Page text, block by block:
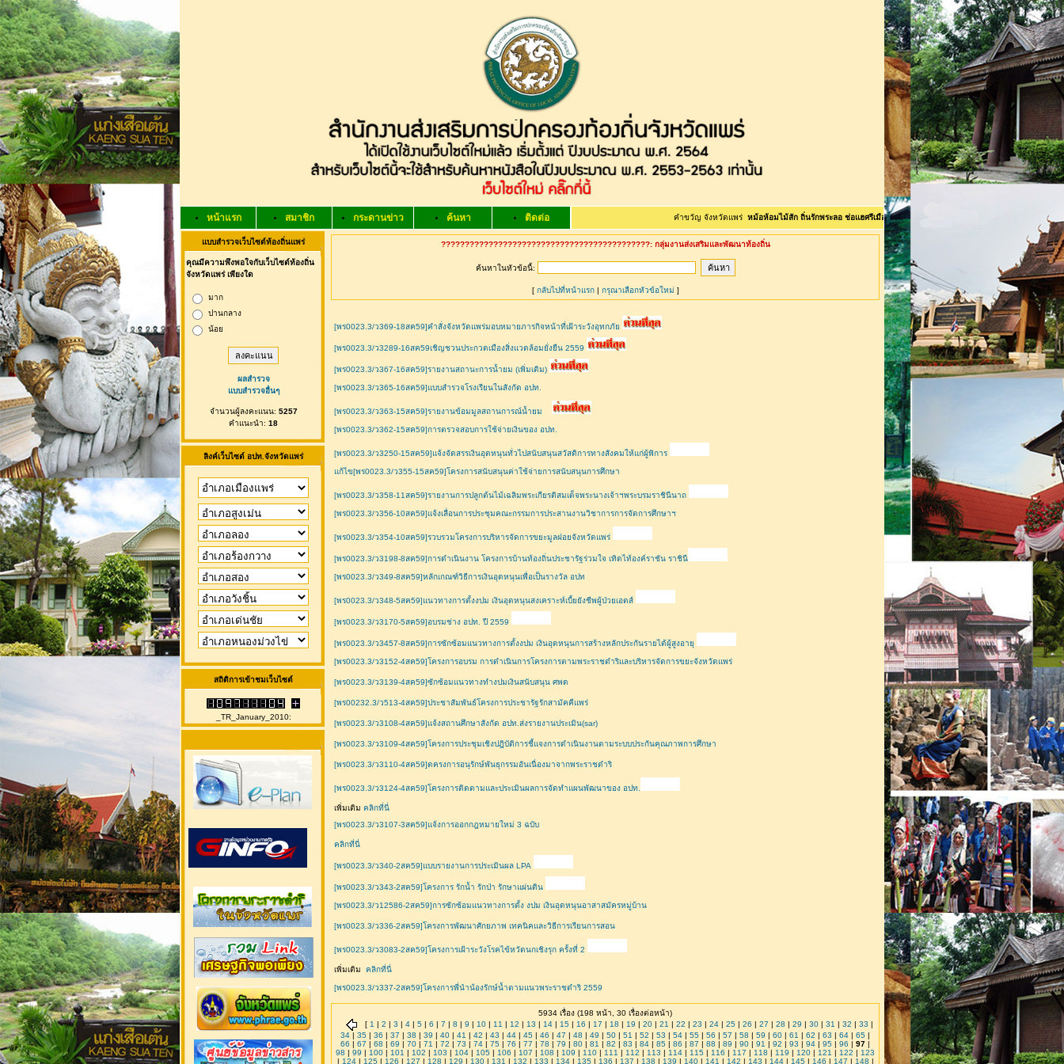
หน้าแรก สมาชิก กระดานข่าว ค้นหา ติดต่อ คำขวัญ จังหวัดแพร่หม้อห้อมไม้สัก ถิ่นรักพระลอ ช่อแฮศรีเมือง ลือเลือนแพะเมืองผี คนแพร่นี้ใจงาม <>ยินดีต้อนรับเข้าสู่เว็
แบบสำรวจเว็บไซต์ท้องถิ่นแพร่
คุณมีความพึงพอใจกับเว็บไซต์ท้องถิ่น
จังหวัดแพร่ เพียงใด
มาก
ปานกลาง
น้อย
ผลสำรวจ
แบบสำรวจอื่นๆ
จำนวนผู้ลงคะแนน: 5257
คำแนะนำ: 18
ลิงค์เว็บไซต์ อปท.จังหวัดแพร่
สถิติการเข้าชมเว็บไซต์
_TR_January_2010:
????????????????????????????????????????????: กลุ่มงานส่งเสริมและพัฒนาท้องถิ่น
ค้นหาในหัวข้อนี้:
[ กลับไปที่หน้าแรก| กรุณาเลือกหัวข้อใหม่]
[พร0023.3/ว369-18สค59]คำสั่งจังหวัดแพร่มอบหมายภารกิจหน้าที่เฝ้าระวังอุทกภัย
[พร0023.3/ว3289-16สค59เชิญชวนประกวดเมืองสิ่งแวดล้อมยั่งยืน 2559
[พร0023.3/ว367-16สค59]รายงานสถานะการน้ำยม (เพิ่มเติม)
[พร0023.3/ว365-16สค59]แบบสำรวจโรงเรียนในสังกัด อปท.
[พร0023.3/ว363-15สค59]รายงานข้อมมูลสถานการณ์น้ำยม
[พร0023.3/ว362-15สค59]การตรวจสอบการใช้จ่ายเงินของ อปท.
[พร0023.3/ว3250-15สค59]แจ้งจัดสรรเงินอุดหนุนทั่วไปสนับสนุนสวัสดิการทางสังคมให้แก่ผู้พิการ
แก้ไข[พร0023.3/ว355-15สค59]โครงการสนับสนุนค่าใช้จ่ายการสนับสนุนการศึกษา
[พร0023.3/ว358-11สค59]รายงานการปลูกต้นไม้เฉลิมพระเกียรติสมเด็จพระนางเจ้าฯพระบรมราชินีนาถ
[พร0023.3/ว356-10สค59]แจ้งเลื่อนการประชุมคณะกรรมการประสานงานวิชาการการจัดการศึกษาฯ
[พร0023.3/ว354-10สค59]รวบรวมโครงการบริหารจัดการขยะมูลฝอยจังหวัดแพร่
[พร0023.3/ว3198-8สค59]การดำเนินงาน โครงการบ้านท้องถิ่นประชารัฐร่วมใจ เทิดไท้องค์ราชัน ราชินี
[พร0023.3/ว349-8สค59]หลักเกณฑ์วิธีการเงินอุดหนุนเพื่อเป็นรางวัล อปท
[พร0023.3/ว348-5สค59]แนวทางการตั้งงปม เงินอุดหนุนสงเคราะห์เบี้ยยังชีพผู้ป่วยเอดส์
[พร0023.3/ว3170-5สค59]อบรมช่าง อปท. ปี 2559
[พร0023.3/ว3457-8สค59]การซักซ้อมแนวทางการตั้งงปม เงินอุดหนุนการสร้างหลักประกันรายได้ผู้สูงอายุ
[พร0023.3/ว3152-4สค59]โครงการอบรม การดำเนินการโครงการตามพระราชดำริและบริหารจัดการขยะจังหวัดแพร่
[พร0023.3/ว3139-4สค59]ซักซ้อมแนวทางทำงปมเงินสนับสนุน ศพด
[พร00232.3/ว513-4สค59]ประชาสัมพันธ์โครงการประชารัฐรักสามัคคีแพร่
[พร0023.3/ว3108-4สค59]แจ้งสถานศึกษาสังกัด อปท.ส่งรายงานประเมิน(sar)
[พร0023.3/ว3109-4สค59]โครงการประชุมเชิงปฎิบัติการชี้แจงการดำเนินงานตามระบบประกันคุณภาพการศึกษา
[พร0023.3/ว3110-4สค59]ดครงการอนุรักษ์พันธุกรรมอันเนื่องมาจากพระราชดำริ
[พร0023.3/ว3124-4สค59]โครงการติดตามและประเมินผลการจัดทำแผนพัฒนาของ อปท.
เพิ่มเติม คลิกที่นี่
[พร0023.3/ว3107-3สค59]แจ้งการออกกฎหมายใหม่ 3 ฉบับ
คลิกที่นี่
[พร0023.3/ว340-2สค59]แบบรายงานการประเมินผล LPA
[พร0023.3/ว343-2สค59]โครงการ รักน้ำ รักป่า รักษาแผ่นดิน
[พร0023.3/ว12586-2สค59]การซักซ้อมแนวทางการตั้ง งปม เงินอุดหนุนอาสาสมัครหมู่บ้าน
[พร0023.3/ว336-2สค59]โครงการพัฒนาศักยภาพ เทคนิคและวิธีการเรียนการสอน
[พร0023.3/ว3083-2สค59]โครงการเฝ้าระวังโรคไข้หวัดนกเชิงรุก ครั้งที่ 2
เพิ่มเติม คลิกที่นี่
[พร0023.3/ว337-2สค59]โครงการพี่นำน้องรักษ์น้ำตามแนวพระราชดำริ 2559
5934 เรื่อง (198 หน้า, 30 เรื่องต่อหน้า)
[ 1 | 2 | 3 | 4| 5| 6 | 7 | 8 | 9 | 10| 11 | 12 | 13 | 14| 15| 16 | 17 | 18 | 19 | 20| 21 | 22 | 23 | 24| 25| 26 | 27 | 28 | 29 | 30| 31 | 32 | 33 |
34 | 35 | 36 | 37 | 38 | 39 | 40 | 41 | 42 | 43 | 44 | 45 | 46 | 47 | 48 | 49 | 50 | 51 | 52 | 53 | 54 | 55 | 56 | 57 | 58 | 59 | 60 | 61 | 62 | 63 | 64 | 65 |
66 | 67 | 68 | 69 | 70 | 71 | 72 | 73 | 74 | 75 | 76 | 77 | 78 | 79 | 80 | 81 | 82 | 83 | 84 | 85 | 86 | 87 | 88 | 89 | 90 | 91 | 92 | 93 | 94 | 95 | 96 | 97 |
98 | 99 | 100 | 101 | 102 | 103 | 104 | 105 | 106 | 107 | 108 | 109 | 110 | 111 | 112 | 113 | 114 | 115 | 116 | 117 | 118 | 119 | 120 | 121 | 122 | 123
| 124| 125| 126 | 127 | 128 | 129 | 130| 131 | 132 | 133 | 134| 135| 136 | 137 | 138 | 139 | 140| 141 | 142 | 143 | 144| 145| 146 | 147 | 148 |